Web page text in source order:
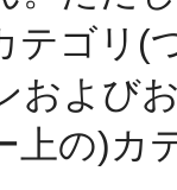
テゴリ(
および
上の)カ